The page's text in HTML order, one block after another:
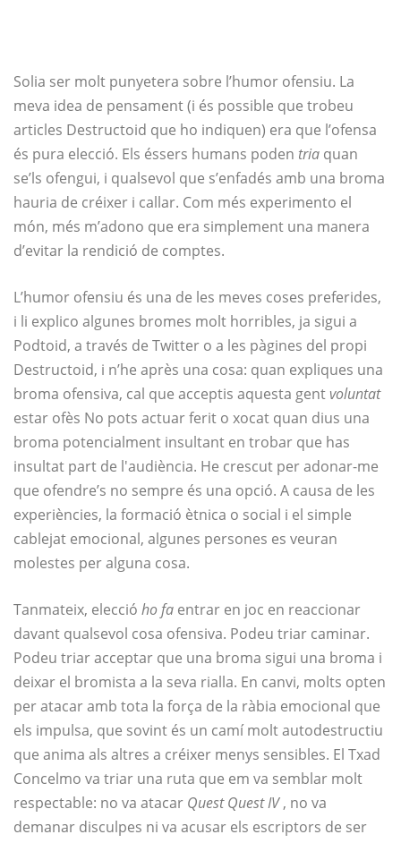
Solia ser molt punyetera sobre l’humor ofensiu. La
meva idea de pensament (i és possible que trobeu
articles Destructoid que ho indiquen) era que l’ofensa
és pura elecció. Els éssers humans poden tria quan
se’ls ofengui, i qualsevol que s’enfadés amb una broma
hauria de créixer i callar. Com més experimento el
món, més m’adono que era simplement una manera
d’evitar la rendició de comptes.
L’humor ofensiu és una de les meves coses preferides,
i li explico algunes bromes molt horribles, ja sigui a
Podtoid, a través de Twitter o a les pàgines del propi
Destructoid, i n’he après una cosa: quan expliques una
broma ofensiva, cal que acceptis aquesta gentvoluntat
estar ofès No pots actuar ferit o xocat quan dius una
broma potencialment insultant en trobar que has
insultat part de l'audiència. He crescut per adonar-me
que ofendre’s no sempre és una opció. A causa de les
experiències, la formació ètnica o social i el simple
cablejat emocional, algunes persones es veuran
molestes per alguna cosa.
Tanmateix, elecció ho fa entrar en joc en reaccionar
davant qualsevol cosa ofensiva. Podeu triar caminar.
Podeu triar acceptar que una broma sigui una broma i
deixar el bromista a la seva rialla. En canvi, molts opten
per atacar amb tota la força de la ràbia emocional que
els impulsa, que sovint és un camí molt autodestructiu
que anima als altres a créixer menys sensibles. El Txad
Concelmo va triar una ruta que em va semblar molt
respectable: no va atacar Quest Quest IV, no va
demanar disculpes ni va acusar els escriptors de ser